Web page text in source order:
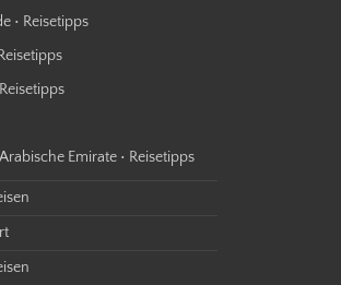
• Reisetipps
Emirate • Reisetipps